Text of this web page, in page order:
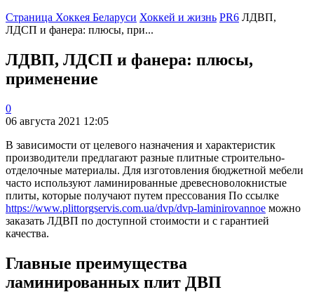
Страница Хоккея Беларуси Хоккей и жизнь PR6 ЛДВП,
ЛДСП и фанера: плюсы, при...
ЛДВП, ЛДСП и фанера: плюсы,
применение
0
06 августа 2021 12:05
В зависимости от целевого назначения и характеристик
производители предлагают разные плитные строительно-
отделочные материалы. Для изготовления бюджетной мебели
часто используют ламинированные древесноволокнистые
плиты, которые получают путем прессования По ссылке
https://www.plittorgservis.com.ua/dvp/dvp-laminirovannoe можно
заказать ЛДВП по доступной стоимости и с гарантией
качества.
Главные преимущества
ламинированных плит ДВП